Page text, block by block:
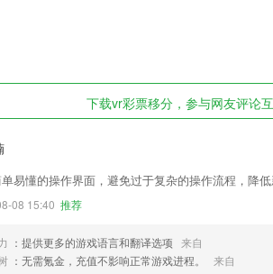
下载vr彩票移分，参与网友评论
易懂的操作界面，避免过于复杂的操作流程，降低
08 15:40 推荐
：提供更多的游戏语言和翻译选项 来自
：无需氪金，充值不影响正常游戏进程。
来自